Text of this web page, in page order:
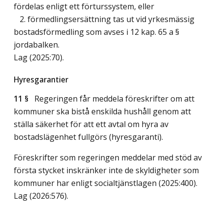
fördelas enligt ett förturssystem, eller
2. förmedlingsersättning tas ut vid yrkesmässig
bostadsförmedling som avses i 12 kap. 65 a §
jordabalken.
Lag (2025:70).
Hyresgarantier
11 § Regeringen får meddela föreskrifter om att
kommuner ska bistå enskilda hushåll genom att
ställa säkerhet för att ett avtal om hyra av
bostadslägenhet fullgörs (hyresgaranti).
Föreskrifter som regeringen meddelar med stöd av
första stycket inskränker inte de skyldigheter som
kommuner har enligt socialtjänstlagen (2025:400).
Lag (2026:576).